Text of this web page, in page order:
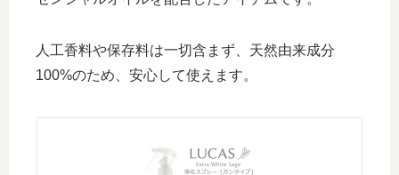
人工香料や保存料は一切含まず、天然由来成分
100%のため、安心して使えます。